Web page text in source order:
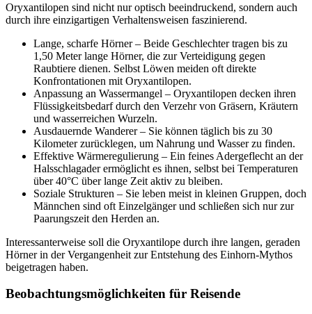
Oryxantilopen sind nicht nur optisch beeindruckend, sondern auch
durch ihre einzigartigen Verhaltensweisen faszinierend.
Lange, scharfe Hörner – Beide Geschlechter tragen bis zu
1,50 Meter lange Hörner, die zur Verteidigung gegen
Raubtiere dienen. Selbst Löwen meiden oft direkte
Konfrontationen mit Oryxantilopen.
Anpassung an Wassermangel – Oryxantilopen decken ihren
Flüssigkeitsbedarf durch den Verzehr von Gräsern, Kräutern
und wasserreichen Wurzeln.
Ausdauernde Wanderer – Sie können täglich bis zu 30
Kilometer zurücklegen, um Nahrung und Wasser zu finden.
Effektive Wärmeregulierung – Ein feines Adergeflecht an der
Halsschlagader ermöglicht es ihnen, selbst bei Temperaturen
über 40°C über lange Zeit aktiv zu bleiben.
Soziale Strukturen – Sie leben meist in kleinen Gruppen, doch
Männchen sind oft Einzelgänger und schließen sich nur zur
Paarungszeit den Herden an.
Interessanterweise soll die Oryxantilope durch ihre langen, geraden
Hörner in der Vergangenheit zur Entstehung des Einhorn-Mythos
beigetragen haben.
Beobachtungsmöglichkeiten für Reisende